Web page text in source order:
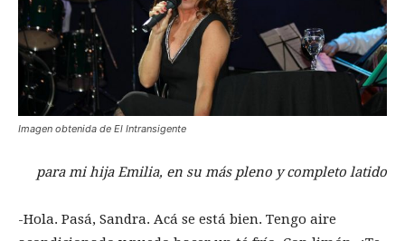
Imagen obtenida de El Intransigente
para mi hija Emilia, en su más pleno y completo latido
-Hola. Pasá, Sandra. Acá se está bien. Tengo aire